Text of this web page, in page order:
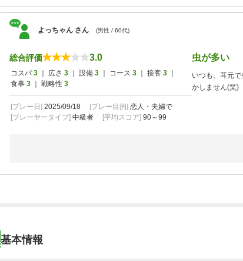
よっちゃん さん (男性 / 60代)
総合評価 3.0
コスパ 3 ｜ 広さ 3 ｜ 設備 3 ｜ コース 3 ｜ 接客 3
食事 3 ｜ 戦略性 3
[プレー日] 2025/09/18 [プレー目的] 恋人・夫婦で
[プレーヤータイプ] 中級者 [平均スコア] 90～99
虫が多い
いつも、耳元
かしません(笑)
基本情報